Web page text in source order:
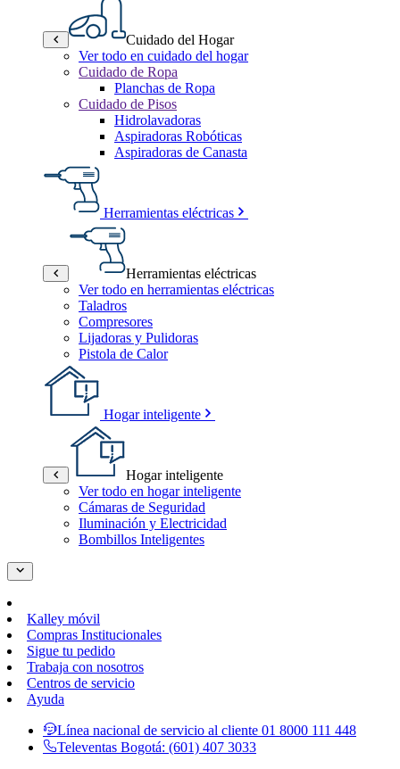
Cuidado del Hogar
Ver todo en cuidado del hogar
Cuidado de Ropa
Planchas de Ropa
Cuidado de Pisos
Hidrolavadoras
Aspiradoras Robóticas
Aspiradoras de Canasta
Herramientas eléctricas
Herramientas eléctricas
Ver todo en herramientas eléctricas
Taladros
Compresores
Lijadoras y Pulidoras
Pistola de Calor
Hogar inteligente
Hogar inteligente
Ver todo en hogar inteligente
Cámaras de Seguridad
Iluminación y Electricidad
Bombillos Inteligentes
Kalley móvil
Compras Institucionales
Sigue tu pedido
Trabaja con nosotros
Centros de servicio
Ayuda
Línea nacional de servicio al cliente 01 8000 111 448
Televentas Bogotá: (601) 407 3033